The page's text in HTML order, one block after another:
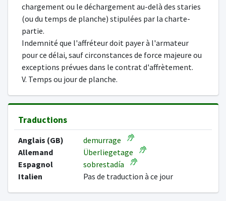
chargement ou le déchargement au-delà des staries
(ou du temps de planche) stipulées par la charte-
partie.
Indemnité que l'affréteur doit payer à l'armateur
pour ce délai, sauf circonstances de force majeure ou
exceptions prévues dans le contrat d'affrètement.
V. Temps ou jour de planche.
Traductions
Anglais (GB)
demurrage
Allemand
Überliegetage
Espagnol
sobrestadía
Italien
Pas de traduction à ce jour